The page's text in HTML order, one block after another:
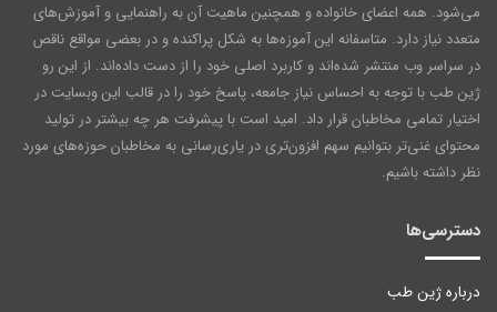
می‌شود. همه اعضای خانواده و همچنین ماهیت آن به راهنمایی و آموزش‌های
متعدد نیاز دارد. متاسفانه این آموزه‌ها به شکل پراکنده و در بعضی مواقع ناقص
در سراسر وب منتشر شده‌اند و کاربرد اصلی خود را از دست داده‌اند. از این رو
ژین طب با توجه به احساس نیاز جامعه، پاسخ خود را در قالب این وبسایت در
اختیار تمامی مخاطبان قرار داد. امید است با پیشرفت هر چه بیشتر در تولید
محتوای غنی‌تر بتوانیم سهم افزون‌تری در یاری‌رسانی به مخاطبان حوزه‌های مورد
نظر داشته باشیم.
دسترسی‌ها
درباره ژین طب